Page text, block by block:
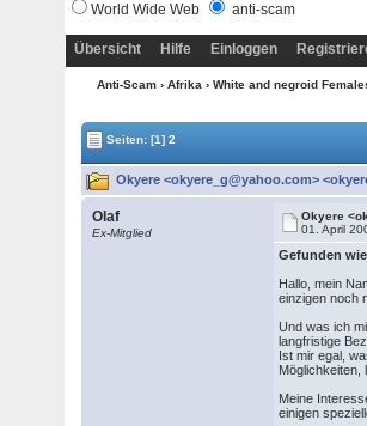
World Wide Web anti-scam
Übersicht Hilfe Einloggen
Anti-Scam › Afrika › White and negroid
Seiten:[1] 2
Okyere <okyere_g@yahoo.com>
Olaf
Ex-Mitglied
Okyere
01. April
Gefunden
Hallo, mein
einzigen noch
Und was ich
langfristige
Ist mir egal,
Möglichkeiten,
Meine
einigen